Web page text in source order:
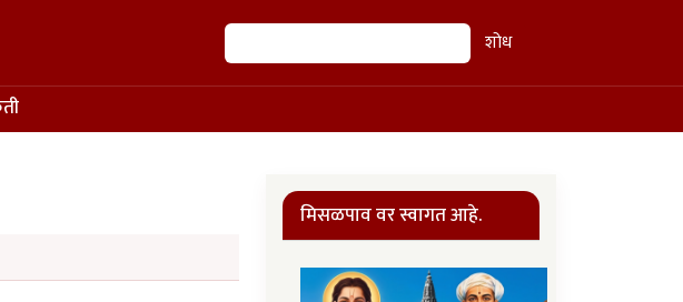
शोध शोध
मिसळपाव वर स्वागत आहे.